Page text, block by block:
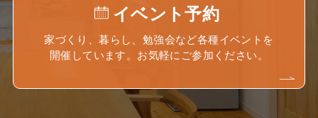
イベント予約
家づくり、暮らし、勉強会など各種イベントを
開催しています。お気軽にご参加ください。